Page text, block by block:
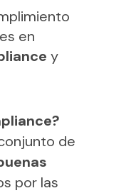
en
y
de
por las